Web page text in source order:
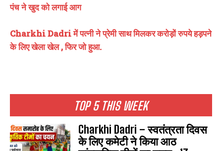
TOP 5 THIS WEEK
Charkhi Dadri – स्वतंत्रता दिवस
के लिए कमेटी ने किया आठ
पंच ने खुद को लगाई आग
Charkhi Dadri में पत्नी ने प्रेमी साथ मिलकर करोड़ों रुपये हड़पने
के लिए खेला खेल , फिर जो हुआ.